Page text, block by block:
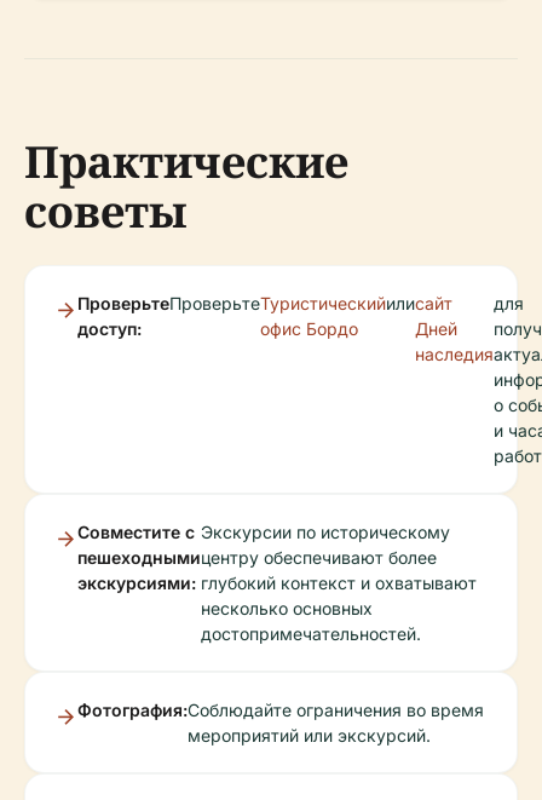
Практические
советы
Проверьте
доступ:
ПроверьтеТуристический
офис Бордо
илисайт
Дней
наследия
для
о
и
Совместите с
пешеходными
экскурсиями:
Экскурсии по историческому
центру обеспечивают более
глубокий контекст и охватывают
несколько основных
достопримечательностей.
Фотография:Соблюдайте ограничения во время
мероприятий или экскурсий.